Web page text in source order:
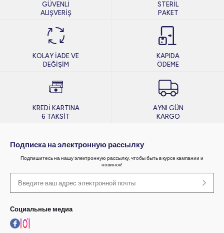
GÜVENLİ
ALIŞVERİŞ
STERİL
PAKET
KOLAY İADE VE
DEĞİŞİM
KAPIDA
ÖDEME
KREDİ KARTINA
6 TAKSİT
AYNI GÜN
KARGO
Подписка на электронную рассылку
Подпишитесь на нашу электронную рассылку, чтобы быть в курсе кампании и
новинок!
Социальные медиа